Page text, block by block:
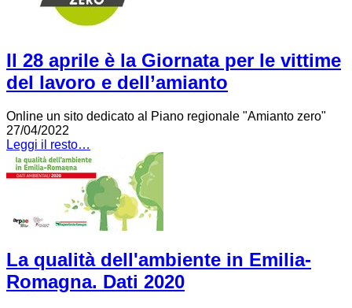
Il 28 aprile è la Giornata per le vittime
del lavoro e dell’amianto
Online un sito dedicato al Piano regionale "Amianto zero"
27/04/2022
Leggi il resto…
La qualità dell'ambiente in Emilia-
Romagna. Dati 2020